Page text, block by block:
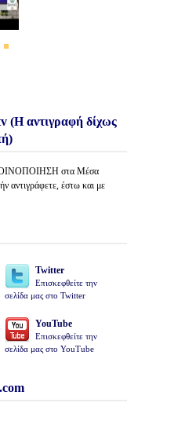
αντιγραφή δίχως
ΚΟΙΝΟΠΟΙΗΣΗ στα Μέσα
αντιγράφετε, έστω και με
Twitter
Επισκεφθείτε την
σελίδα μας στο Twitter
YouTube
Επισκεφθείτε την
σελίδα μας στο YouTube